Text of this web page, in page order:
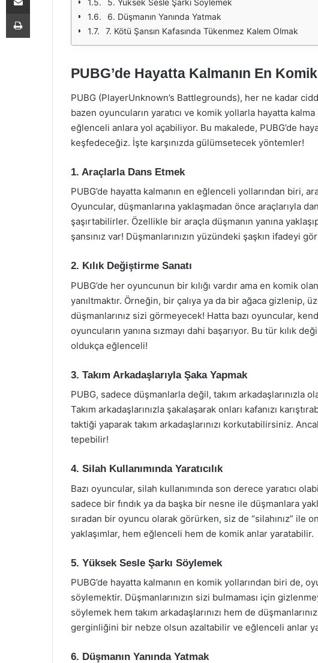
5. Yüksek Sesle Şarkı Söylemek
6. Düşmanın Yanında Yatmak
7. Kötü Şansın Kafasında Tükenmez Kalem Olmak
PUBG’de Hayatta Kalmanın En Komik
PUBG (PlayerUnknown’s Battlegrounds), her ne kadar
bazen oyuncuların yaratıcı ve komik yollarla hayatta
eğlenceli anlara yol açabiliyor. Bu makalede, PUBG’de
keşfedeceğiz. İşte karşınızda gülümsetecek yöntemler!
1. Araçlarla Dans Etmek
PUBG’de hayatta kalmanın en eğlenceli yollarından biri,
Oyuncular, düşmanlarına yaklaşmadan önce araçlarıyla
şaşırtabilirler. Özellikle bir araçla düşmanın yanına
şansınız var! Düşmanlarınızın yüzündeki şaşkın ifadeyi
2. Kılık Değiştirme Sanatı
PUBG’de her oyuncunun bir kılığı vardır ama en komik
yanıltmaktır. Örneğin, bir çalıya ya da bir ağaca gizlenip,
düşmanlarınız sizi görmeyecek! Hatta bazı oyuncular,
oyuncuların yanına sızmayı dahi başarıyor. Bu tür kılık
oldukça eğlenceli!
3. Takım Arkadaşlarıyla Şaka Yapmak
PUBG, sadece düşmanlarla değil, takım
Takım arkadaşlarınızla şakalaşarak onları kafanızı
taktiği yaparak takım arkadaşlarınızı korkutabilirsiniz.
tepebilir!
4. Silah Kullanımında Yaratıcılık
Bazı oyuncular, silah kullanımında son derece yaratıcı
sadece bir fındık ya da başka bir nesne ile düşmanlara
sıradan bir oyuncu olarak görürken, siz de “silahınız” ile
yaklaşımlar, hem eğlenceli hem de komik anlar yaratabilir.
5. Yüksek Sesle Şarkı Söylemek
PUBG’de hayatta kalmanın en komik yollarından biri de,
söylemektir. Düşmanlarınızın sizi bulmaması için
söylemek hem takım arkadaşlarınızı hem de
gerginliğini bir nebze olsun azaltabilir ve eğlenceli anlar
6. Düşmanın Yanında Yatmak